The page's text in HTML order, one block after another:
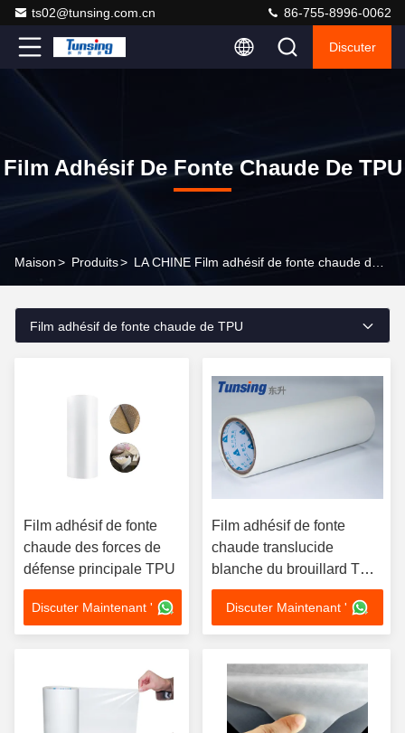
ts02@tunsing.com.cn 86-755-8996-0062
Discuter
Film Adhésif De Fonte Chaude De TPU
Maison> Produits>
Film adhésif de fonte chaude de TPU
Film adhésif de fonte
chaude des forces de
défense principale TPU
Discuter Maintenant '
Film adhésif de fonte
chaude translucide
blanche du brouillard TPU
pour le tissu en plastique
Discuter Maintenant '